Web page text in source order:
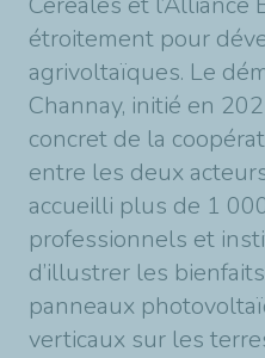
étroitement pour
agrivoltaïques. Le
Channay, initié en
concret de la
entre les deux
accueilli plus de 1
professionnels et
d’illustrer les
panneaux
verticaux sur les